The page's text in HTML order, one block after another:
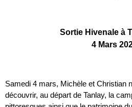
Sortie Hivenale à
4 Mars
Samedi 4 mars, Michèle et Christian
découvrir, au départ de Tanlay, la